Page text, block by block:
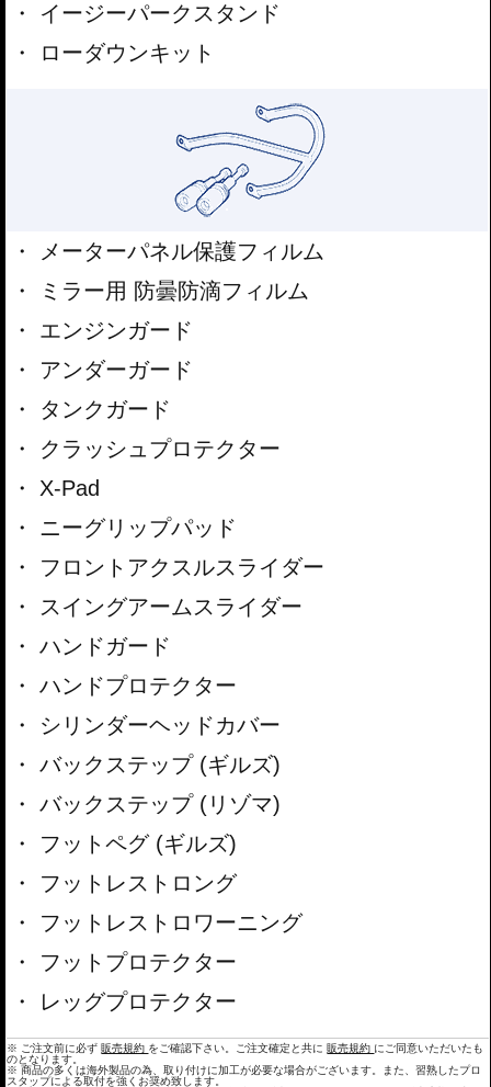
イージーパークスタンド
ローダウンキット
メーターパネル保護フィルム
ミラー用 防曇防滴フィルム
エンジンガード
アンダーガード
タンクガード
クラッシュプロテクター
X-Pad
ニーグリップパッド
フロントアクスルスライダー
スイングアームスライダー
ハンドガード
ハンドプロテクター
シリンダーヘッドカバー
バックステップ (ギルズ)
バックステップ (リゾマ)
フットペグ (ギルズ)
フットレストロング
フットレストロワーニング
フットプロテクター
レッグプロテクター
※ ご注文前に必ず 販売規約 をご確認下さい。ご注文確定と共に 販売規約 にご同意いただいたも
のとなります。
※ 商品の多くは海外製品の為、取り付けに加工が必要な場合がございます。また、習熟したプロ
スタップによる取付を強くお奨め致します。